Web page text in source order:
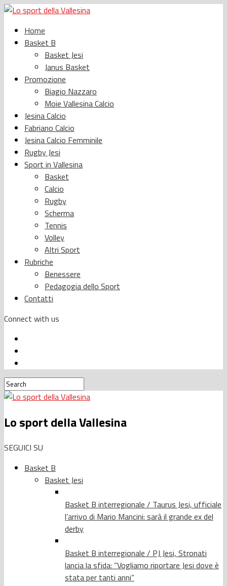
Home
Basket B
Basket Jesi
Janus Basket
Promozione
Biagio Nazzaro
Moie Vallesina Calcio
Jesina Calcio
Fabriano Calcio
Jesina Calcio Femminile
Rugby Jesi
Sport in Vallesina
Basket
Calcio
Rugby
Scherma
Tennis
Volley
Altri Sport
Rubriche
Benessere
Pedagogia dello Sport
Contatti
Connect with us
Lo sport della Vallesina
SEGUICI SU
Basket B
Basket Jesi
Basket B interregionale / Taurus Jesi, ufficiale
l’arrivo di Mario Mancini: sarà il grande ex del
derby
Basket B interregionale / PJ Jesi, Stronati
lancia la sfida: “Vogliamo riportare Jesi dove è
stata per tanti anni”